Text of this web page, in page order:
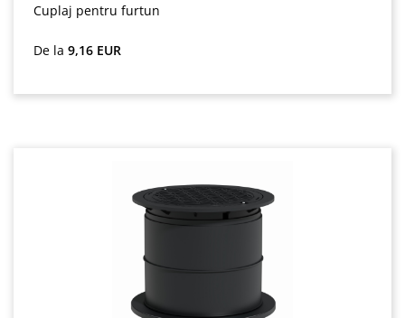
Cuplaj pentru furtun
Preț obișnuit:
De la 9,16 EUR